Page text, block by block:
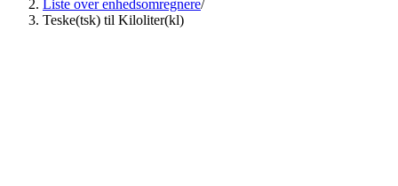
Liste over enhedsomregnere/
Teske(tsk) til Kiloliter(kl)